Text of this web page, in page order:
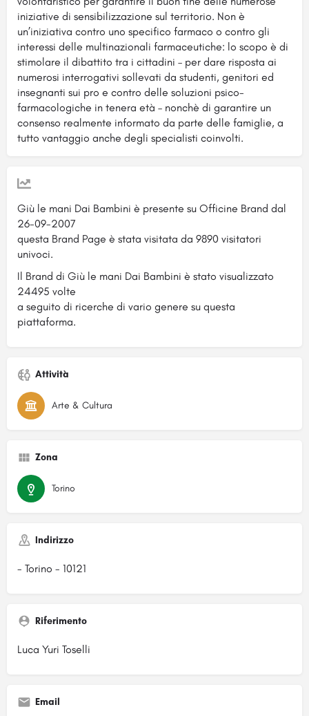
iniziative di sensibilizzazione sul territorio. Non è
un’iniziativa contro uno specifico farmaco o contro gli
interessi delle multinazionali farmaceutiche: lo scopo è di
stimolare il dibattito tra i cittadini – per dare risposta ai
numerosi interrogativi sollevati da studenti, genitori ed
insegnanti sui pro e contro delle soluzioni psico-
farmacologiche in tenera età – nonchè di garantire un
consenso realmente informato da parte delle famiglie, a
tutto vantaggio anche degli specialisti coinvolti.
Giù le mani Dai Bambini è presente su Officine Brand dal
26-09-2007
questa Brand Page è stata visitata da 9890 visitatori
univoci.
Il Brand di Giù le mani Dai Bambini è stato visualizzato
24495 volte
a seguito di ricerche di vario genere su questa
piattaforma.
Attività
Arte & Cultura
Zona
Torino
Indirizzo
- Torino - 10121
Riferimento
Luca Yuri Toselli
Email